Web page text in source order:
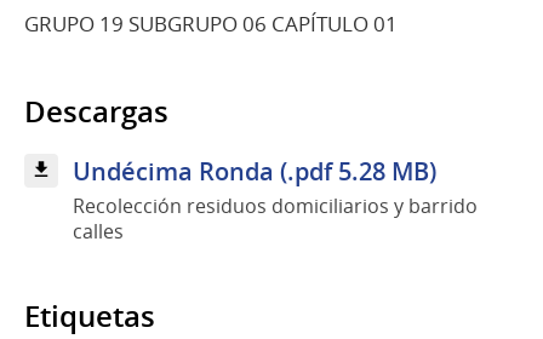
GRUPO 19 SUBGRUPO 06 CAPÍTULO 01
Descargas
Undécima Ronda (.pdf 5.28 MB)
Recolección residuos domiciliarios y barrido
calles
Etiquetas